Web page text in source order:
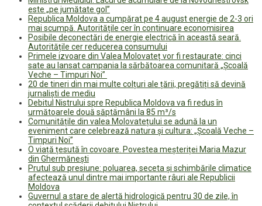
este „pe jumătate gol”
Republica Moldova a cumpărat pe 4 august energie de 2-3 ori
mai scumpă. Autoritățile cer în continuare economisirea
Posibile deconectări de energie electrică în această seară.
Autoritățile cer reducerea consumului
Primele izvoare din Valea Molovateț vor fi restaurate: cinci
sate au lansat campania la sărbătoarea comunitară „Școală
Veche – Timpuri Noi”
20 de tineri din mai multe colțuri ale țării, pregătiți să devină
jurnaliști de mediu
Debitul Nistrului spre Republica Moldova va fi redus în
următoarele două săptămâni la 85 m³/s
Comunitățile din valea Molovatețului se adună la un
eveniment care celebrează natura și cultura: „Școală Veche –
Timpuri Noi”
O viață țesută în covoare. Povestea meșteriței Maria Mazur
din Ghermănești
Prutul sub presiune: poluarea, seceta și schimbările climatice
afectează unul dintre mai importante râuri ale Republicii
Moldova
Guvernul a stare de alertă hidrologică pentru 30 de zile, în